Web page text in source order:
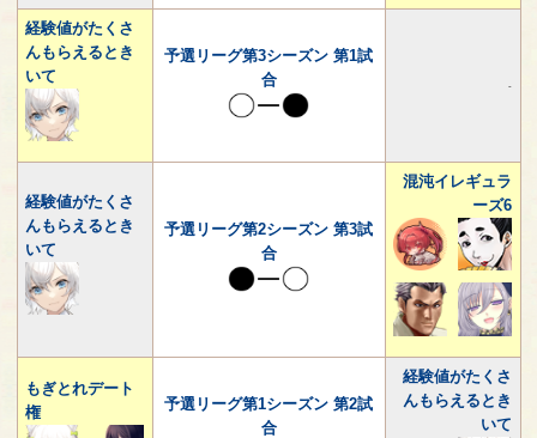
経験値がたくさ
んもらえるとき
いて
予選リーグ第3シーズン 第1試
合
-
経験値がたくさ
んもらえるとき
いて
予選リーグ第2シーズン 第3試
合
混沌イレギュラ
ーズ6
もぎとれデート
権
予選リーグ第1シーズン 第2試
合
経験値がたくさ
んもらえるとき
いて